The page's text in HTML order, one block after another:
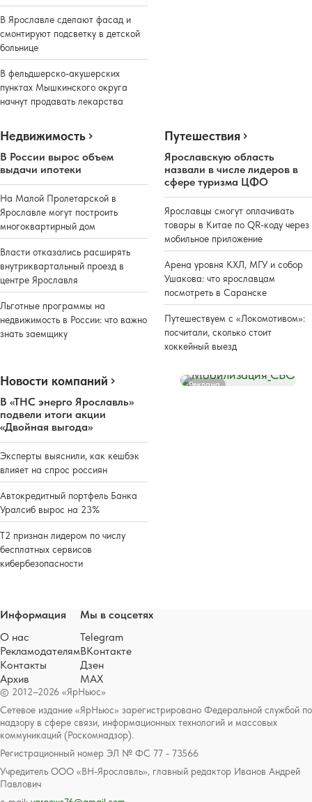
В Ярославле сделают фасад и
смонтируют подсветку в детской
больнице
В фельдшерско-акушерских
пунктах Мышкинского округа
начнут продавать лекарства
Недвижимость
В России вырос объем
выдачи ипотеки
На Малой Пролетарской в
Ярославле могут построить
многоквартирный дом
Власти отказались расширять
внутриквартальный проезд в
центре Ярославля
Льготные программы на
недвижимость в России: что важно
знать заемщику
Путешествия
Ярославскую область
назвали в числе лидеров в
сфере туризма ЦФО
Ярославцы смогут оплачивать
товары в Китае по QR-коду через
мобильное приложение
Арена уровня КХЛ, МГУ и собор
Ушакова: что ярославцам
посмотреть в Саранске
Путешествуем с «Локомотивом»:
посчитали, сколько стоит
хоккейный выезд
Новости компаний
В «ТНС энерго Ярославль»
подвели итоги акции
«Двойная выгода»
Эксперты выяснили, как кешбэк
влияет на спрос россиян
Автокредитный портфель Банка
Уралсиб вырос на 23%
Т2 признан лидером по числу
бесплатных сервисов
кибербезопасности
Реклама
© 2012–2026 «ЯрНьюс»
Сетевое издание «ЯрНьюс» зарегистрировано Федеральной службой по
надзору в сфере связи, информационных технологий и массовых
коммуникаций (Роскомнадзор).
Регистрационный номер ЭЛ № ФС 77 - 73566
Учредитель ООО «ВН-Ярославль», главный редактор Иванов Андрей
Павлович
Информация
О нас
Рекламодателям
Контакты
Архив
Мы в соцсетях
Telegram
ВКонтакте
Дзен
MAX